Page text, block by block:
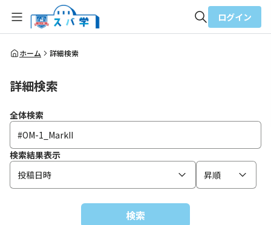
全体検索
ログイン
ホーム 詳細検索
詳細検索
全体検索
検索結果表示
投稿日時
昇順
検索